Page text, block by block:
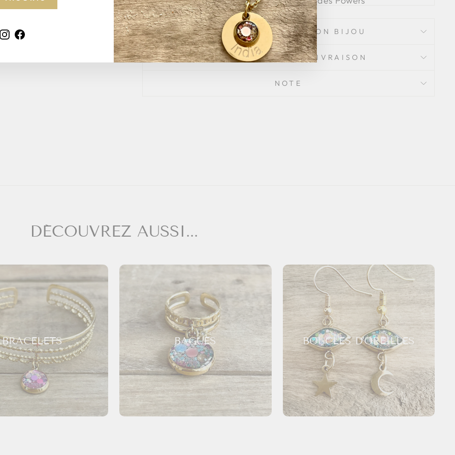
Instagram
Facebook
Soins
À partir de 13,90 €
MEDEORES :
AJOUTER
PRENDRE SOIN DE SON BIJOU
INFORMATIONS DE LIVRAISON
NOTE
DÉCOUVREZ AUSSI...
BRACELETS BAGUES BOUCLES D'OREILLES